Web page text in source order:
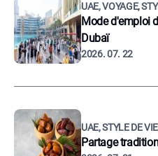
UAE, VOYAGE,
Mode d'emploi
Dubaï
2026. 07. 22
UAE, STYLE DE VIE
Partage